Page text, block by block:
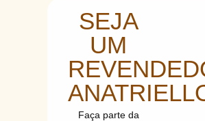
SEJA
UM
Faça parte da